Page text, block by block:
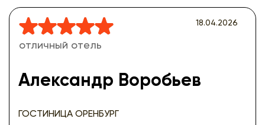
отличный отель
Александр Воробьев
ГОСТИНИЦА ОРЕНБУРГ
18.04.2026